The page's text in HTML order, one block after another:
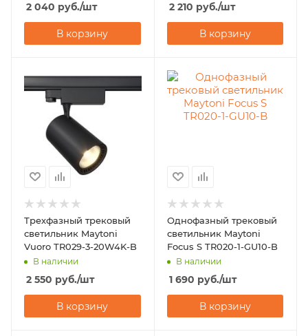
2 040 руб./шт
В корзину
2 210 руб./шт
В корзину
Трехфазный трековый
светильник Maytoni
Vuoro TR029-3-20W4K-B
В наличии
2 550 руб./шт
В корзину
Однофазный трековый
светильник Maytoni
Focus S TR020-1-GU10-B
В наличии
1 690 руб./шт
В корзину